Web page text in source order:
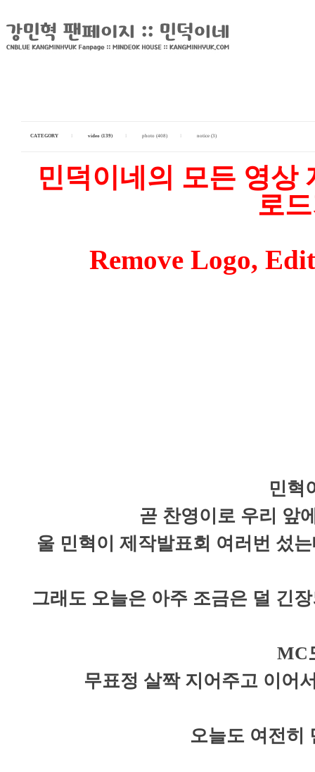
CATEGORY video (139) photo (408) notice (3)
민덕이네의 모든 영상
로
Remove Logo,
민혁
곧 찬영이로 우리 앞
울 민혁이 제작발표회 여러번 섰
그래도 오늘은 아주 조금은 덜 긴
MC
무표정 살짝 지어주고 이어
오늘도 여전히